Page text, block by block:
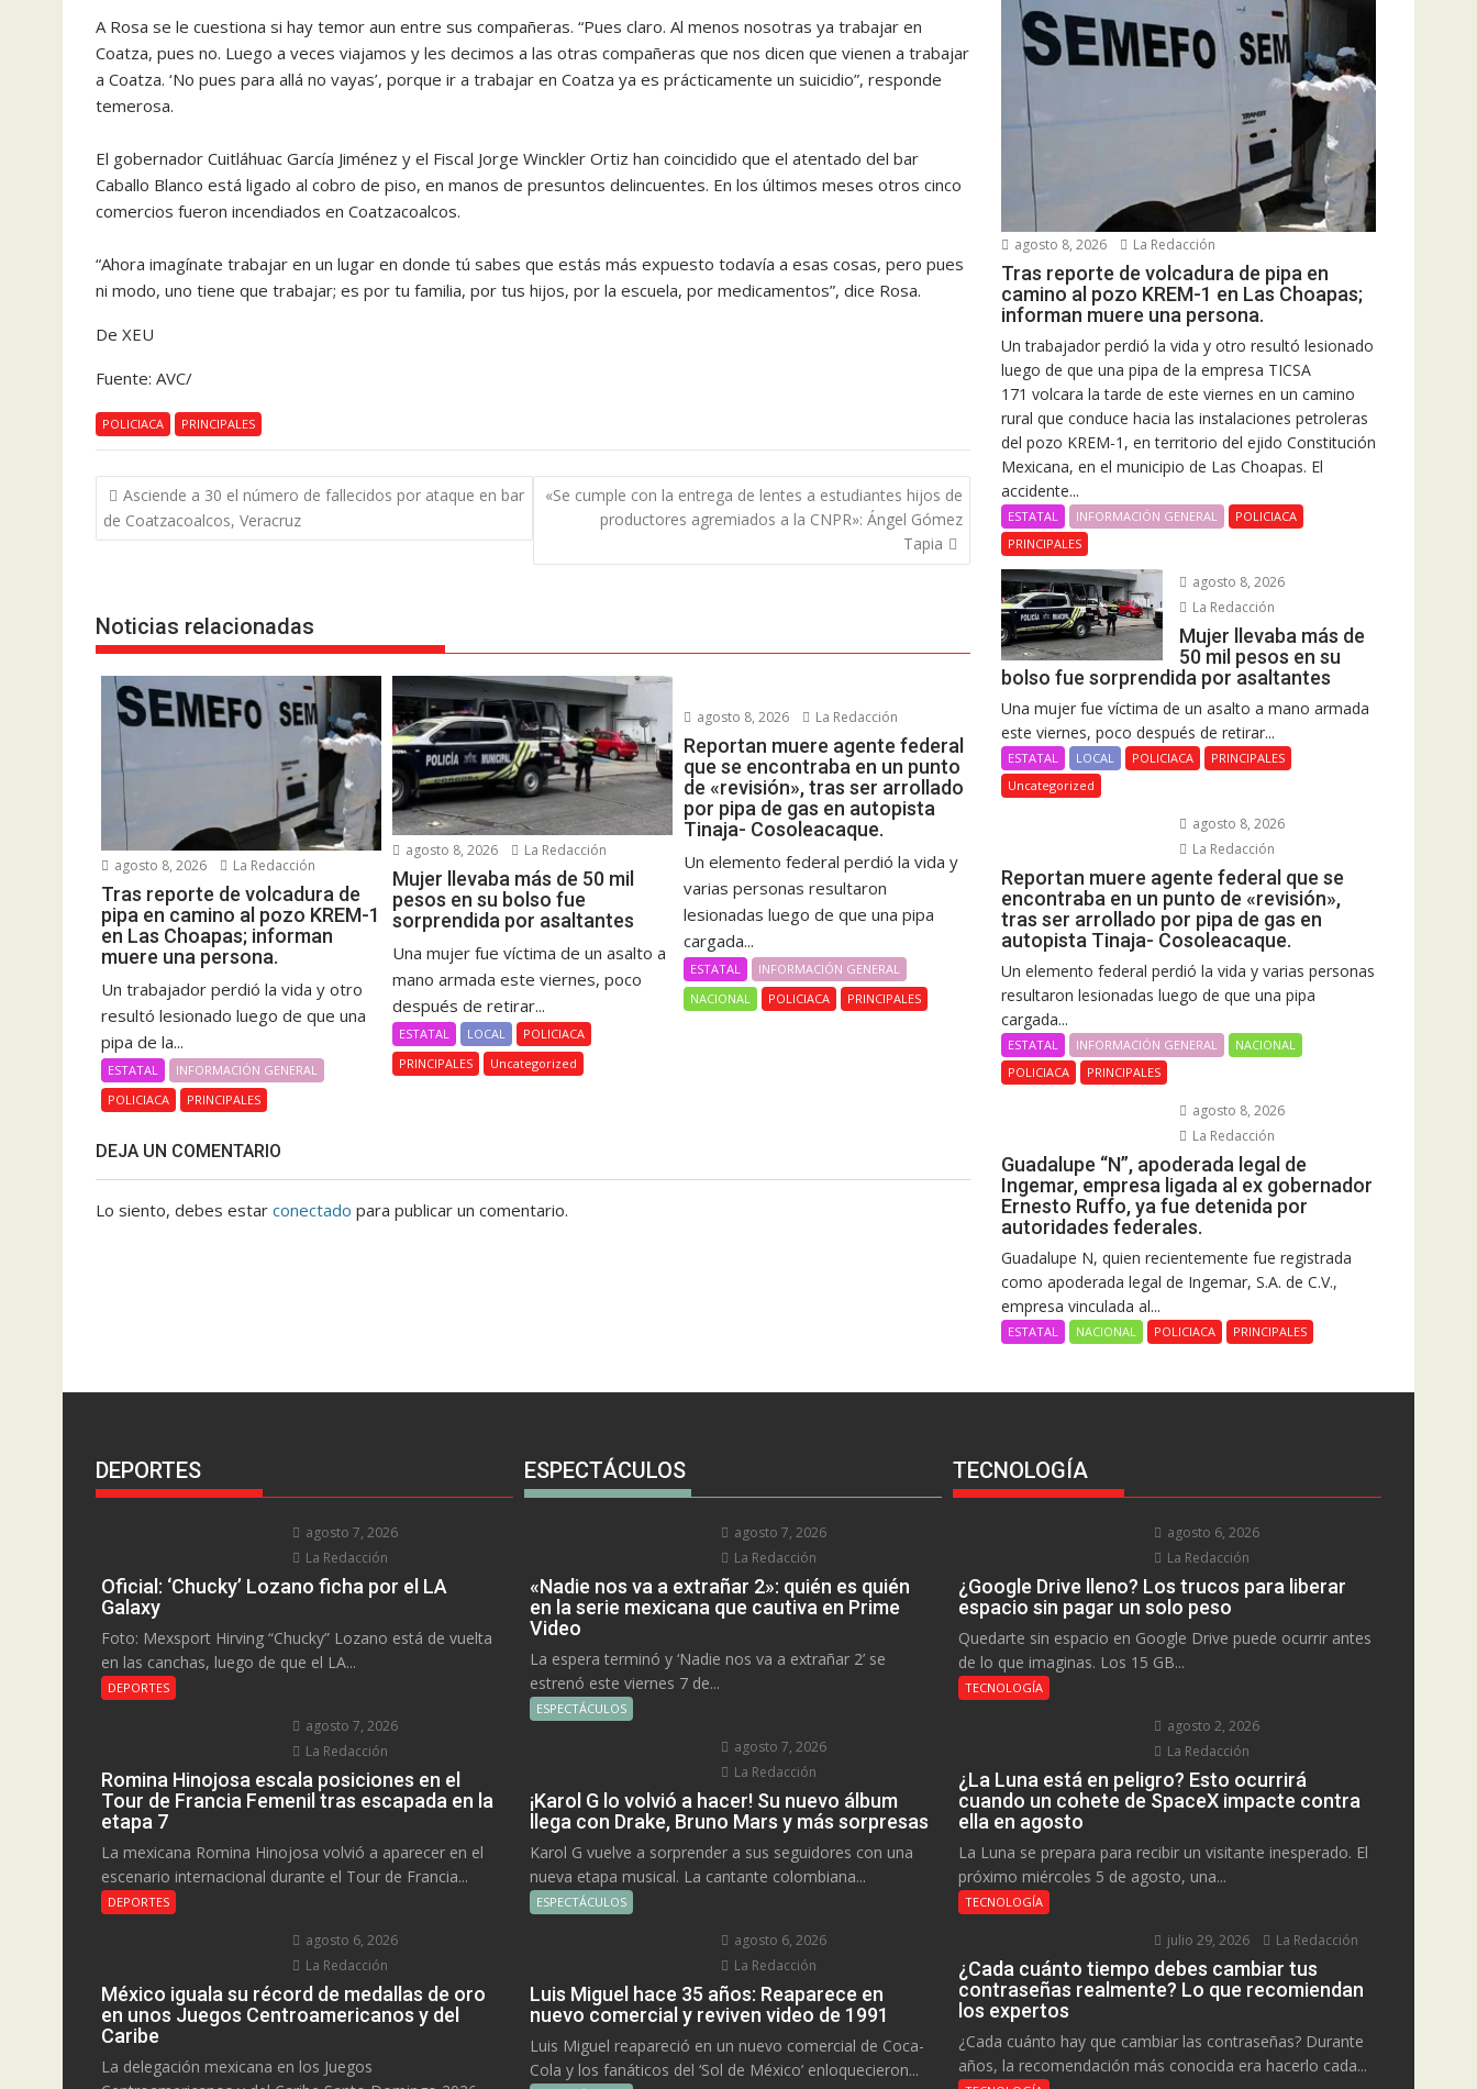
A Rosa se le cuestiona si hay temor aun entre sus compañeras. “Pues claro. Al menos nosotras ya trabajar en
Coatza, pues no. Luego a veces viajamos y les decimos a las otras compañeras que nos dicen que vienen a trabajar
a Coatza. ‘No pues para allá no vayas’, porque ir a trabajar en Coatza ya es prácticamente un suicidio”, responde
temerosa.
El gobernador Cuitláhuac García Jiménez y el Fiscal Jorge Winckler Ortiz han coincidido que el atentado del bar
Caballo Blanco está ligado al cobro de piso, en manos de presuntos delincuentes. En los últimos meses otros cinco
comercios fueron incendiados en Coatzacoalcos.
“Ahora imagínate trabajar en un lugar en donde tú sabes que estás más expuesto todavía a esas cosas, pero pues
ni modo, uno tiene que trabajar; es por tu familia, por tus hijos, por la escuela, por medicamentos”, dice Rosa.
De XEU
Fuente: AVC/
POLICIACA PRINCIPALES
Navegación
de
entradas
Asciende a 30 el número de fallecidos por ataque en bar
de Coatzacoalcos, Veracruz
«Se cumple con la entrega de lentes a estudiantes hijos de
productores agremiados a la CNPR»: Ángel Gómez
Tapia
Noticias relacionadas
agosto 8, 2026 La Redacción
Tras reporte de volcadura de
pipa en camino al pozo KREM-1
en Las Choapas; informan
muere una persona.
Un trabajador perdió la vida y otro
resultó lesionado luego de que una
pipa de la...
ESTATAL
INFORMACIÓN GENERAL
POLICIACA
PRINCIPALES
agosto 8, 2026 La Redacción
Mujer llevaba más de 50 mil
pesos en su bolso fue
sorprendida por asaltantes
Una mujer fue víctima de un asalto a
mano armada este viernes, poco
después de retirar...
ESTATAL LOCAL
POLICIACA
PRINCIPALES
Uncategorized
agosto 8, 2026 La Redacción
Reportan muere agente federal
que se encontraba en un punto
de «revisión», tras ser arrollado
por pipa de gas en autopista
Tinaja- Cosoleacaque.
Un elemento federal perdió la vida y
varias personas resultaron
lesionadas luego de que una pipa
cargada...
ESTATAL
INFORMACIÓN GENERAL
NACIONAL
POLICIACA PRINCIPALES
DEJA UN COMENTARIO
Lo siento, debes estar conectado para publicar un comentario.
agosto 8, 2026 La Redacción
Tras reporte de volcadura de pipa en
camino al pozo KREM-1 en Las Choapas;
informan muere una persona.
Un trabajador perdió la vida y otro resultó lesionado
luego de que una pipa de la empresa TICSA
171 volcara la tarde de este viernes en un camino
rural que conduce hacia las instalaciones petroleras
del pozo KREM-1, en territorio del ejido Constitución
Mexicana, en el municipio de Las Choapas. El
accidente...
ESTATAL INFORMACIÓN GENERAL
POLICIACA
PRINCIPALES
agosto 8, 2026
La Redacción
Mujer llevaba más de
50 mil pesos en su
bolso fue sorprendida por asaltantes
Una mujer fue víctima de un asalto a mano armada
este viernes, poco después de retirar...
ESTATAL LOCAL POLICIACA
PRINCIPALES
Uncategorized
agosto 8, 2026
La Redacción
Reportan muere agente federal que se
encontraba en un punto de «revisión»,
tras ser arrollado por pipa de gas en
autopista Tinaja- Cosoleacaque.
Un elemento federal perdió la vida y varias personas
resultaron lesionadas luego de que una pipa
cargada...
ESTATAL INFORMACIÓN GENERAL
NACIONAL
POLICIACA
PRINCIPALES
agosto 8, 2026
La Redacción
Guadalupe “N”, apoderada legal de
Ingemar, empresa ligada al ex gobernador
Ernesto Ruffo, ya fue detenida por
autoridades federales.
Guadalupe N, quien recientemente fue registrada
como apoderada legal de Ingemar, S.A. de C.V.,
empresa vinculada al...
ESTATAL NACIONAL POLICIACA PRINCIPALES
DEPORTES
agosto 7, 2026
La Redacción
Oficial: ‘Chucky’ Lozano ficha por el LA
Galaxy
Foto: Mexsport Hirving “Chucky” Lozano está de vuelta
en las canchas, luego de que el LA...
DEPORTES
agosto 7, 2026
La Redacción
Romina Hinojosa escala posiciones en el
Tour de Francia Femenil tras escapada en la
etapa 7
La mexicana Romina Hinojosa volvió a aparecer en el
escenario internacional durante el Tour de Francia...
DEPORTES
agosto 6, 2026
La Redacción
México iguala su récord de medallas de oro
en unos Juegos Centroamericanos y del
Caribe
La delegación mexicana en los Juegos
ESPECTÁCULOS
agosto 7, 2026
La Redacción
«Nadie nos va a extrañar 2»: quién es quién
en la serie mexicana que cautiva en Prime
Video
La espera terminó y ‘Nadie nos va a extrañar 2’ se
estrenó este viernes 7 de...
ESPECTÁCULOS
agosto 7, 2026
La Redacción
¡Karol G lo volvió a hacer! Su nuevo álbum
llega con Drake, Bruno Mars y más sorpresas
Karol G vuelve a sorprender a sus seguidores con una
nueva etapa musical. La cantante colombiana...
ESPECTÁCULOS
agosto 6, 2026
La Redacción
Luis Miguel hace 35 años: Reaparece en
nuevo comercial y reviven video de 1991
Luis Miguel reapareció en un nuevo comercial de Coca-
Cola y los fanáticos del ‘Sol de México’ enloquecieron...
TECNOLOGÍA
agosto 6, 2026
La Redacción
¿Google Drive lleno? Los trucos para liberar
espacio sin pagar un solo peso
Quedarte sin espacio en Google Drive puede ocurrir antes
de lo que imaginas. Los 15 GB...
TECNOLOGÍA
agosto 2, 2026
La Redacción
¿La Luna está en peligro? Esto ocurrirá
cuando un cohete de SpaceX impacte contra
ella en agosto
La Luna se prepara para recibir un visitante inesperado. El
próximo miércoles 5 de agosto, una...
TECNOLOGÍA
julio 29, 2026 La Redacción
¿Cada cuánto tiempo debes cambiar tus
contraseñas realmente? Lo que recomiendan
los expertos
¿Cada cuánto hay que cambiar las contraseñas? Durante
años, la recomendación más conocida era hacerlo cada...